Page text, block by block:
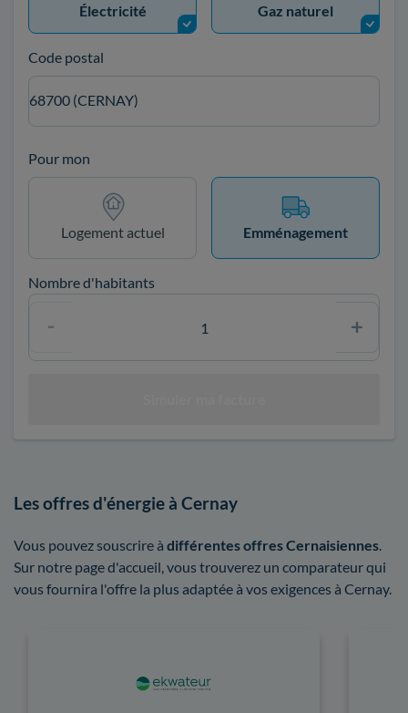
Électricité Gaz naturel
Code postal
68700 (CERNAY)
Pour mon
Logement actuel Emménagement
Nombre d'habitants
Les offres d'énergie à Cernay
Vous pouvez souscrire à différentes offres Cernaisiennes
Sur notre page d'accueil, vous trouverez un comparateur qui
vous fournira l'offre la plus adaptée à vos exigences à Cernay.